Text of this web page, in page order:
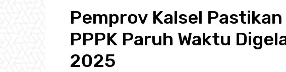
Pemprov Kalsel
PPPK Paruh Waktu
2025